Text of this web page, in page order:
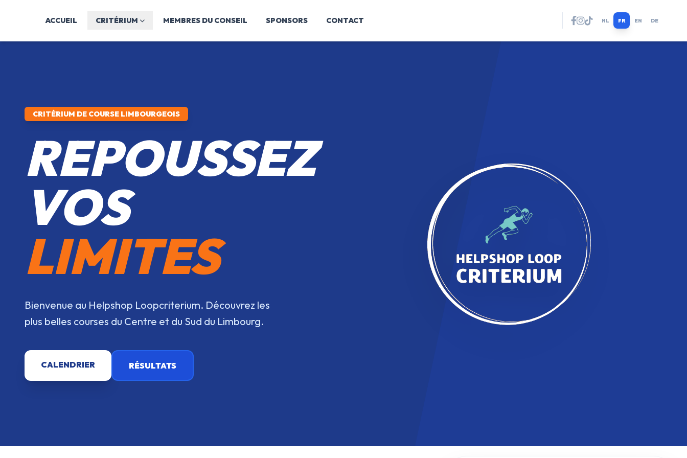
ACCUEIL CRITÉRIUM MEMBRES DU CONSEIL SPONSORS CONTACT NL FR EN DE
CRITÉRIUM DE COURSE LIMBOURGEOIS
REPOUSSEZ
VOS
LIMITES
Bienvenue au Helpshop Loopcriterium. Découvrez les
plus belles courses du Centre et du Sud du Limbourg.
CALENDRIER RÉSULTATS